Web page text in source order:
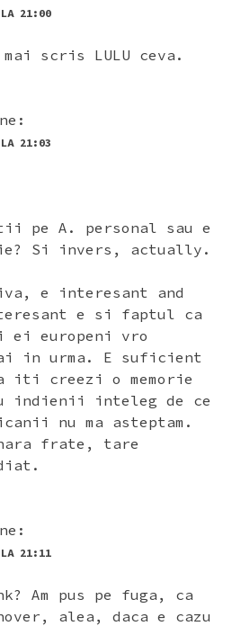
21:00
scris LULU ceva.
21:03
pe A. personal sau e
Si invers, actually.
e interesant and
e si faptul ca
ei europeni vro
in urma. E suficient
iti creezi o memorie
indienii inteleg de ce
nu ma asteptam.
frate, tare
21:11
Am pus pe fuga, ca
alea, daca e cazu